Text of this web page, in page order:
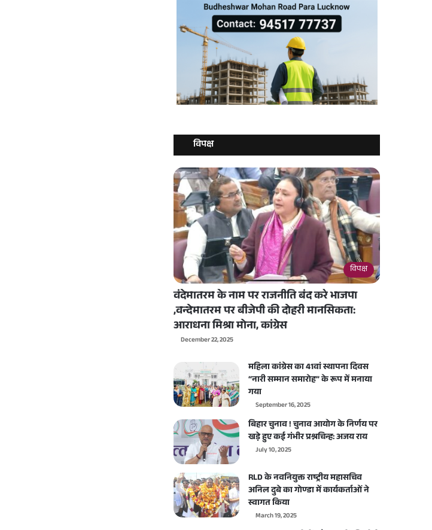
विपक्ष
विपक्ष
वंदेमातरम के नाम पर राजनीति बंद करे भाजपा
,वन्देमातरम पर बीजेपी की दोहरी मानसिकता:
आराधना मिश्रा मोना, कांग्रेस
December 22, 2025
महिला कांग्रेस का 41वां स्थापना दिवस
“नारी सम्मान समारोह” के रूप में मनाया
गया
September 16, 2025
बिहार चुनाव ! चुनाव आयोग के निर्णय पर
खड़े हुए कई गंभीर प्रश्नचिन्ह: अजय राय
July 10, 2025
RLD के नवनियुक्त राष्ट्रीय महासचिव
अनिल दुबे का गोण्डा में कार्यकर्ताओं ने
स्वागत किया
March 19, 2025